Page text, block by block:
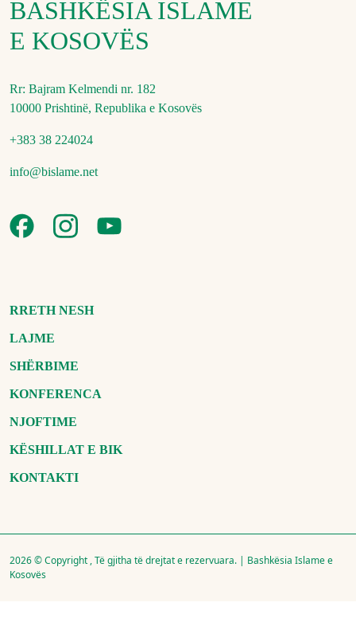
BASHKËSIA ISLAME
E KOSOVËS
Rr: Bajram Kelmendi nr. 182
10000 Prishtinë, Republika e Kosovës
+383 38 224024
info@bislame.net
RRETH NESH
LAJME
SHËRBIME
KONFERENCA
NJOFTIME
KËSHILLAT E BIK
KONTAKTI
2026 © Copyright , Të gjitha të drejtat e rezervuara. | Bashkësia Islame e
Kosovës